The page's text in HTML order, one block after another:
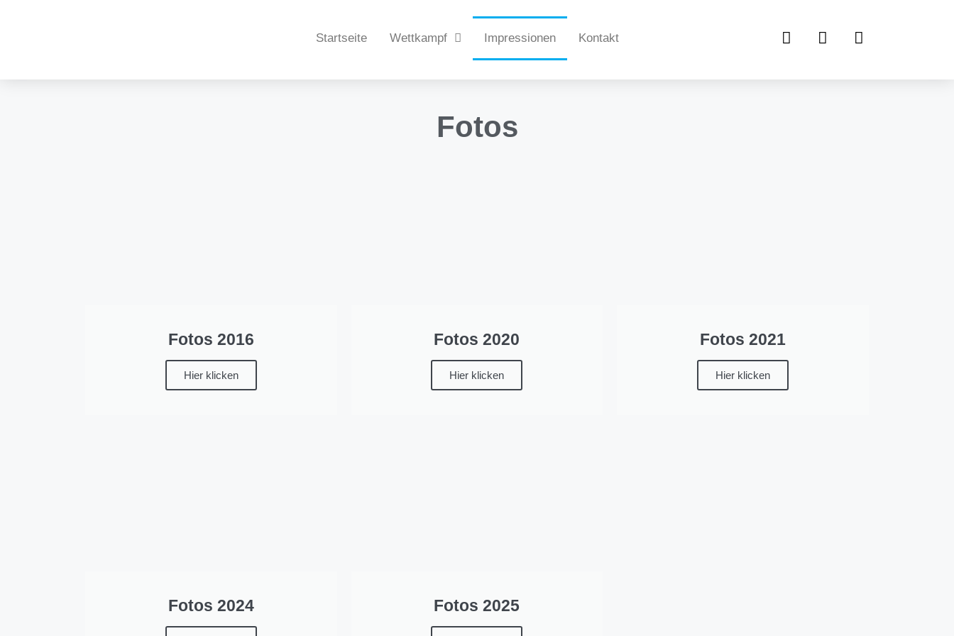
Startseite Wettkampf Impressionen Kontakt
Fotos
Fotos 2016
Hier klicken
Fotos 2024
Fotos 2020
Hier klicken
Fotos 2025
Fotos 2021
Hier klicken